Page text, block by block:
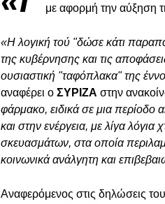
με αφορμή την αύξηση
«Η λογική τού "δώσε κάτι
της κυβέρνησης και τις
ουσιαστική "ταφόπλακα" της
αναφέρει ο ΣΥΡΙΖΑ στην
φάρμακο, ειδικά σε μια περίοδο
και στην ενέργεια, με λίγα
σκευασμάτων, στα οποία
κοινωνικά ανάλγητη και
Αναφερόμενος στις δηλώσεις